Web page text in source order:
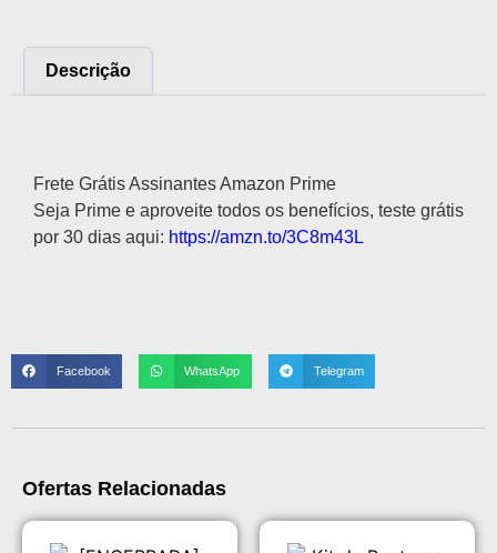
Descrição
Frete Grátis Assinantes Amazon Prime
Seja Prime e aproveite todos os benefícios, teste grátis
por 30 dias aqui: https://amzn.to/3C8m43L
Facebook WhatsApp Telegram
Ofertas Relacionadas